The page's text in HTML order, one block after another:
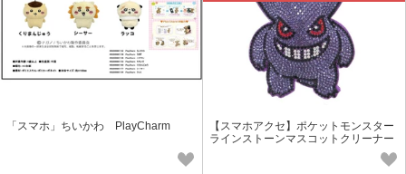
「スマホ」ちいかわ PlayCharm
【スマホアクセ】ポケットモンスター
ラインストーンマスコットクリーナー